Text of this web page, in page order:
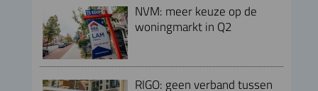
NVM: meer keuze op de
woningmarkt in Q2
RIGO: geen verband tussen